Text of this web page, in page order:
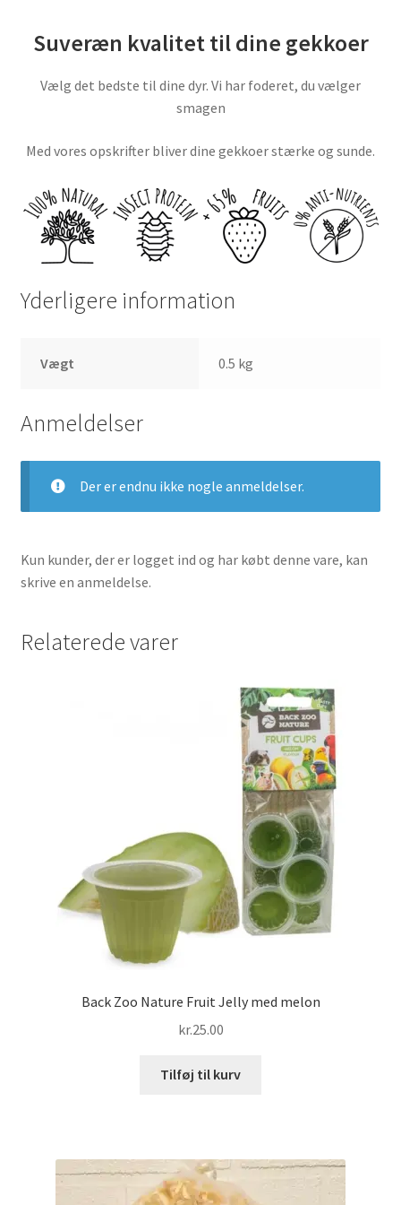
Suveræn kvalitet til dine gekkoer
Vælg det bedste til dine dyr. Vi har foderet, du vælger
smagen
Med vores opskrifter bliver dine gekkoer stærke og sunde.
Yderligere information
Vægt 0.5 kg
Anmeldelser
Der er endnu ikke nogle anmeldelser.
Kun kunder, der er logget ind og har købt denne vare, kan
skrive en anmeldelse.
Relaterede varer
Back Zoo Nature Fruit Jelly med melon
kr.25.00
Tilføj til kurv